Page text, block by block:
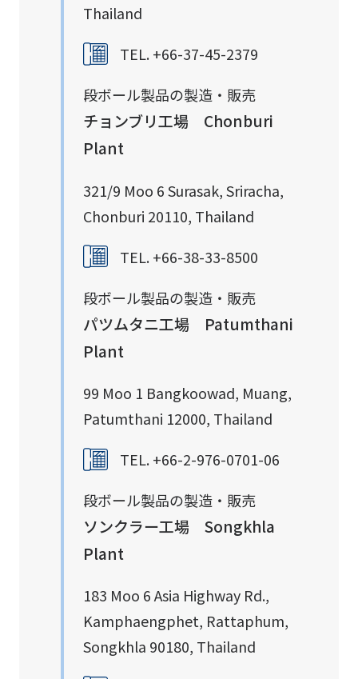
Thailand
TEL. +66-37-45-2379
段ボール製品の製造・販売
チョンブリ工場 Chonburi
Plant
321/9 Moo 6 Surasak, Sriracha,
Chonburi 20110, Thailand
TEL. +66-38-33-8500
段ボール製品の製造・販売
パツムタニ工場 Patumthani
Plant
99 Moo 1 Bangkoowad, Muang,
Patumthani 12000, Thailand
TEL. +66-2-976-0701-06
段ボール製品の製造・販売
ソンクラー工場 Songkhla
Plant
183 Moo 6 Asia Highway Rd.,
Kamphaengphet, Rattaphum,
Songkhla 90180, Thailand